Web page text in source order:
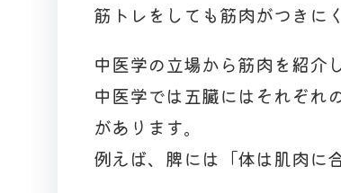
筋トレをしても筋肉がつきに
中医学の立場から筋肉を紹介
中医学では五臓にはそれぞれ
があります。
例えば、脾には「体は肌肉に